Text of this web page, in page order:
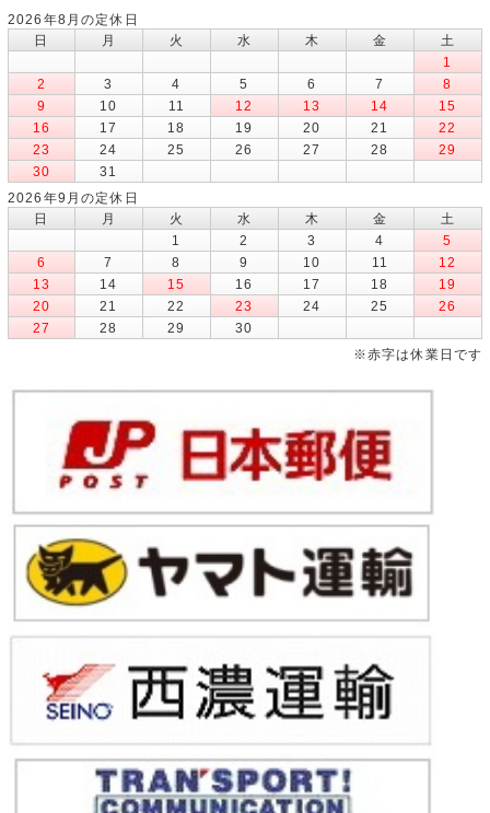
2026年8月の定休日
日
月 火 水 木 金
土
1
2
3 4 5 6 7
8
9
10 11 12 13 14
15
16
17 18 19 20 21
22
23
24 25 26 27 28
29
30
31
2026年9月の定休日
日
月 火 水 木 金
土
1
2 3 4
5
6
7 8 9 10 11
12
13
14 15 16 17 18
19
20
21 22 23 24 25
26
27
28 29
30
※赤字は休業日です